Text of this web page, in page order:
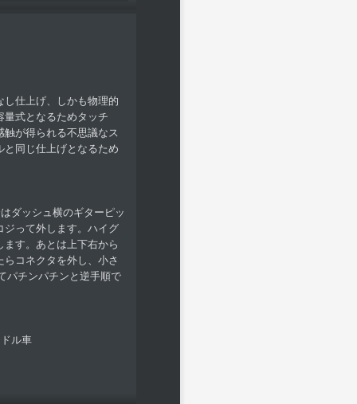
仕上げ、しかも物理的
量式となるためタッチ
が得られる不思議なス
同じ仕上げとなるため
ダッシュ横のギターピッ
ジって外します。ハイグ
す。あとは上下右から
コネクタを外し、小さ
パチンパチンと逆手順で
ル車